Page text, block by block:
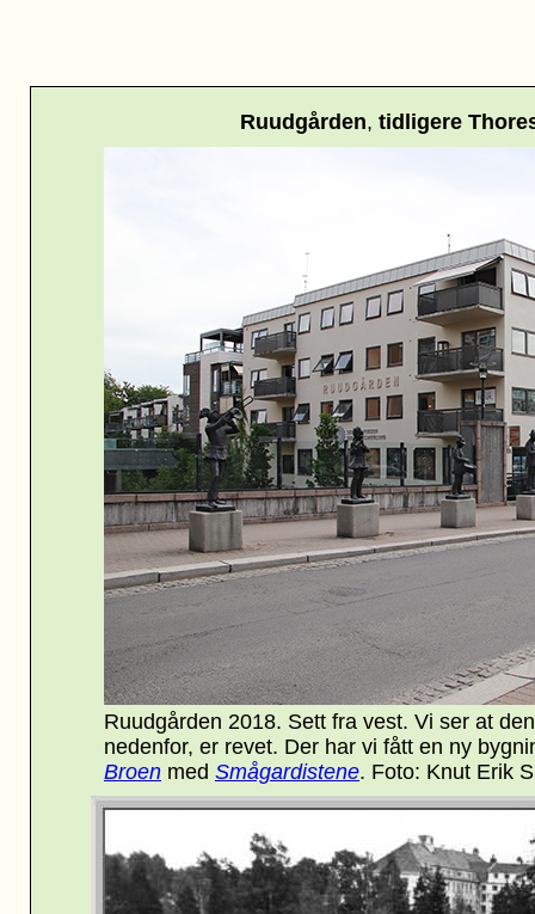
Ruudgården, tidligere
Ruudgården 2018. Sett fra vest. Vi ser at
nedenfor, er revet. Der har vi fått en ny
Broen med Smågardistene. Foto: Knut Erik